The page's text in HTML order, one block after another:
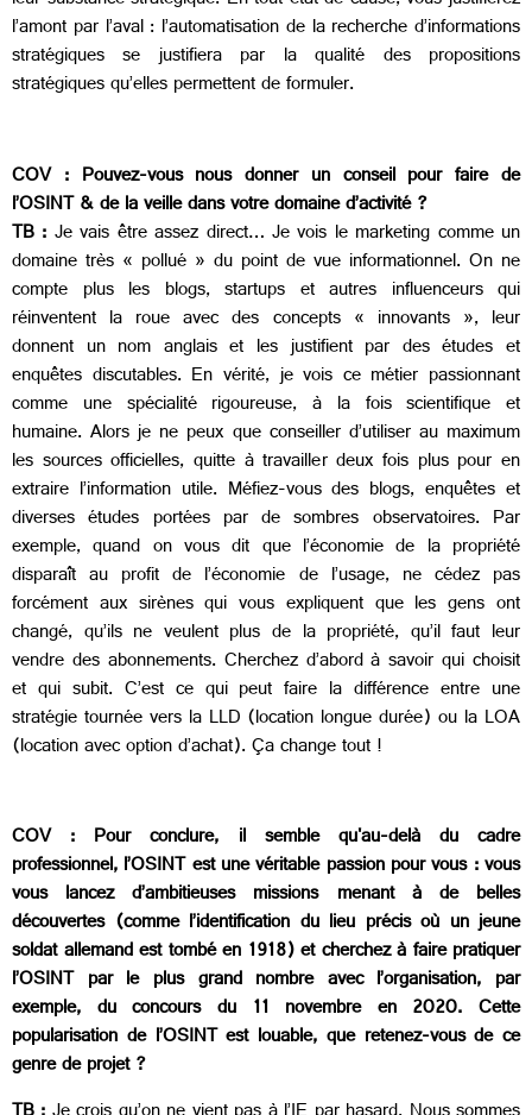
l’amont par l’aval : l’automatisation de la recherche d’informations
stratégiques se justifiera par la qualité des propositions
stratégiques qu’elles permettent de formuler.
COV :Pouvez-vous nous donner un conseil pour faire de
l’OSINT & de la veille dans votre domaine d’activité ?
TB : Je vais être assez direct… Je vois le marketing comme un
domaine très « pollué » du point de vue informationnel. On ne
compte plus les blogs, startups et autres influenceurs qui
réinventent la roue avec des concepts « innovants », leur
donnent un nom anglais et les justifient par des études et
enquêtes discutables. En vérité, je vois ce métier passionnant
comme une spécialité rigoureuse, à la fois scientifique et
humaine. Alors je ne peux que conseiller d’utiliser au maximum
les sources officielles, quitte à travailler deux fois plus pour en
extraire l’information utile. Méfiez-vous des blogs, enquêtes et
diverses études portées par de sombres observatoires. Par
exemple, quand on vous dit que l’économie de la propriété
disparaît au profit de l’économie de l’usage, ne cédez pas
forcément aux sirènes qui vous expliquent que les gens ont
changé, qu’ils ne veulent plus de la propriété, qu’il faut leur
vendre des abonnements. Cherchez d’abord à savoir qui choisit
et qui subit. C’est ce qui peut faire la différence entre une
stratégie tournée vers la LLD (location longue durée) ou la LOA
(location avec option d’achat). Ça change tout !
COV : Pour conclure, il semble qu'au-delà du cadre
professionnel, l’OSINT est une véritable passion pour vous : vous
vous lancez d’ambitieuses missions menant à de belles
découvertes (comme l’identification du lieu précis où un jeune
soldat allemand est tombé en 1918) et cherchez à faire pratiquer
l’OSINT par le plus grand nombre avec l’organisation, par
exemple, du concours du 11 novembre en 2020. Cette
popularisation de l’OSINT est louable, que retenez-vous de ce
genre de projet ?